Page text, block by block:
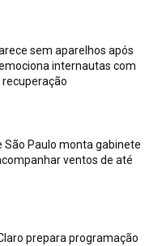
sem aparelhos após
internautas com
São Paulo monta gabinete
ventos de até
prepara programação